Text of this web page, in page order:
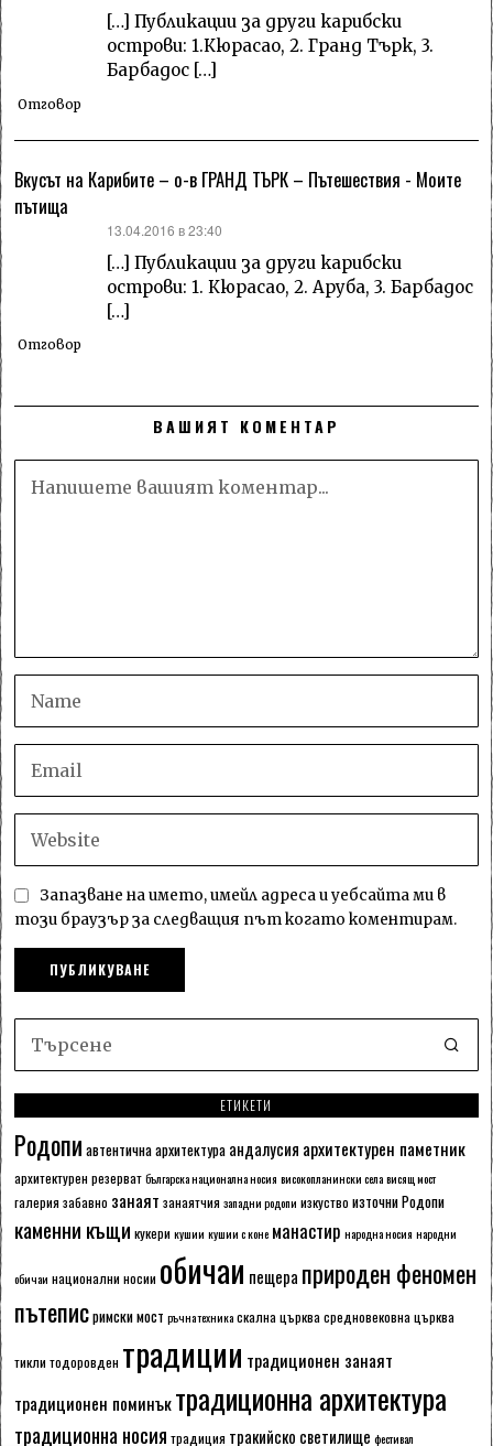
[…] Публикации за други карибски
острови: 1.Кюрасао, 2. Гранд Търк, 3.
Барбадос […]
Отговор
Вкусът на Карибите – о-в ГРАНД ТЪРК – Пътешествия - Моите
пътища
13.04.2016 в 23:40
[…] Публикации за други карибски
острови: 1. Кюрасао, 2. Аруба, 3. Барбадос
[…]
Отговор
ВАШИЯТ КОМЕНТАР
Запазване на името, имейл адреса и уебсайта ми в
този браузър за следващия път когато коментирам.
ЕТИКЕТИ
Родопи автентична архитектура андалусия архитектурен паметник
архитектурен резерват българска национална носия високопланински села висящ мост
галерия забавно занаят занаятчия западни родопи изкуство източни Родопи
каменни къщи кукери кушии кушии с коне манастир народна носия народни
обичаи национални носии обичаи пещера природен феномен
пътеписримски мост ръчна техника скална църквасредновековна църква
тикли тодоровден традиции традиционен занаят
традиционен поминъктрадиционна архитектура
традиционна носия традиция тракийско светилище фестивал